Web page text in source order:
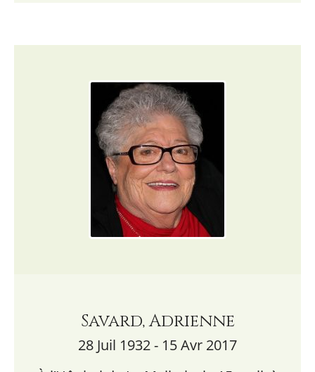
Savard, Adrienne
28 Juil 1932 - 15 Avr 2017